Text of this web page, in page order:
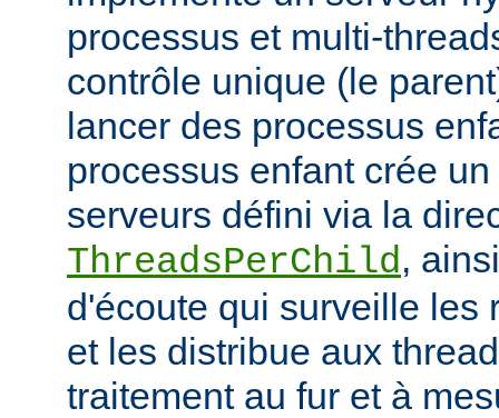
processus et multi-
contrôle unique (le
lancer des processus
processus enfant crée
serveurs défini via la
ThreadsPerChild,
d'écoute qui surveille les
et les distribue aux
traitement au fur et à